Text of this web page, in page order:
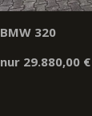
BMW 320
nur 29.880,00 €